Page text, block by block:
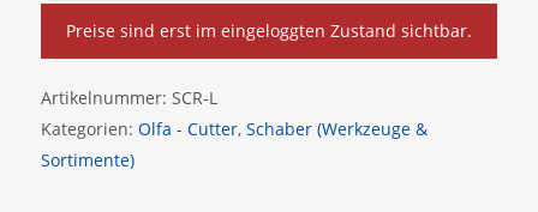
Preise sind erst im eingeloggten Zustand sichtbar.
Artikelnummer: SCR-L
Kategorien: Olfa - Cutter, Schaber (Werkzeuge &
Sortimente)